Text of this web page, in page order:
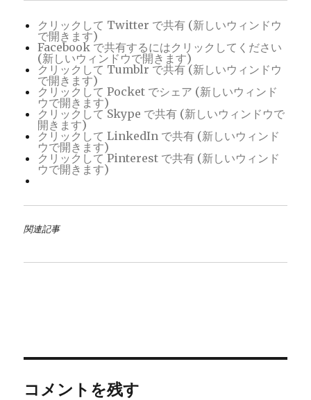
クリックして Twitter で共有 (新しいウィンドウ
で開きます)
Facebook で共有するにはクリックしてください
(新しいウィンドウで開きます)
クリックして Tumblr で共有 (新しいウィンドウ
で開きます)
クリックして Pocket でシェア (新しいウィンド
ウで開きます)
クリックして Skype で共有 (新しいウィンドウで
開きます)
クリックして LinkedIn で共有 (新しいウィンド
ウで開きます)
クリックして Pinterest で共有 (新しいウィンド
ウで開きます)
関連記事
コメントを残す